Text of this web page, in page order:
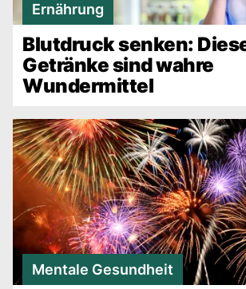
Ernährung
Blutdruck senken:
Getränke sind wahre
Wundermittel
Mentale Gesundheit